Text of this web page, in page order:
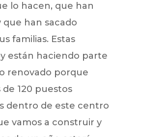
lo hacen, que han
que han sacado
familias. Estas
están haciendo parte
renovado porque
120 puestos
dentro de este centro
vamos a construir y